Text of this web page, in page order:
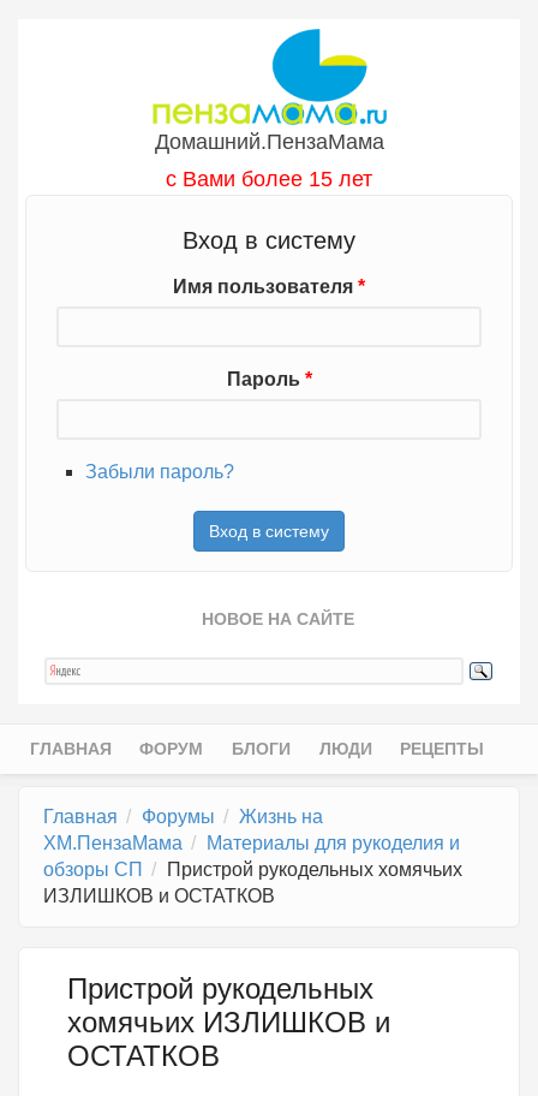
Домашний.ПензаМама
с Вами более 15 лет
Вход в систему
Имя пользователя *
Пароль *
Забыли пароль?
НОВОЕ НА САЙТЕ
Главное меню
ГЛАВНАЯ ФОРУМ БЛОГИ ЛЮДИ РЕЦЕПТЫ
Главная Форумы
Жизнь на
ХМ.ПензаМама
Материалы для рукоделия и
обзоры СП
Пристрой рукодельных хомячьих
ИЗЛИШКОВ и ОСТАТКОВ
Пристрой рукодельных
хомячьих ИЗЛИШКОВ и
ОСТАТКОВ